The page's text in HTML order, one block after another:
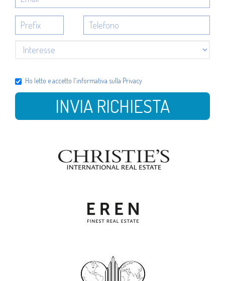
Ho letto e accetto l'informativa sulla Privacy
INVIA RICHIESTA